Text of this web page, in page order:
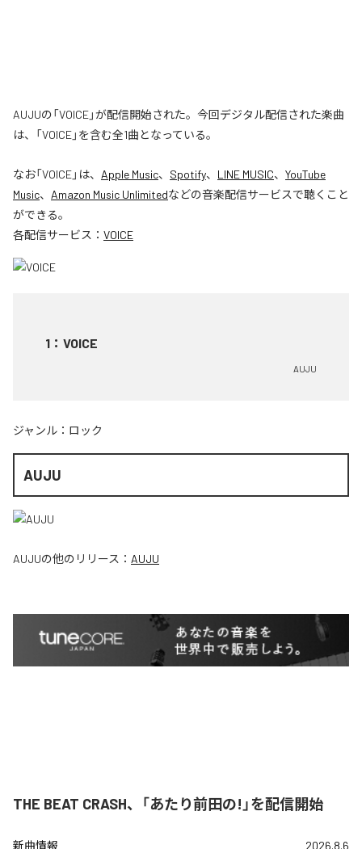
AUJUの「VOICE」が配信開始された。今回デジタル配信された楽曲
は、「VOICE」を含む全1曲となっている。
なお「VOICE」は、 Apple Music、 Spotify、 LINE MUSIC、 YouTube
Music、 Amazon Music Unlimitedなどの音楽配信サービスで聴くこと
ができる。
各配信サービス： VOICE
1 ： VOICE
AUJU
ジャンル： ロック
AUJU
AUJUの他のリリース： AUJU
THE BEAT CRASH、「あたり前田の!」を配信開始
新曲情報 2026.8.6